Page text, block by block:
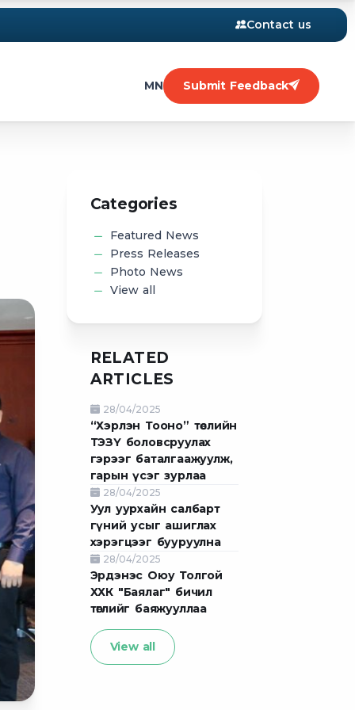
Contact us
MN Submit Feedback
Categories
Featured News
Press Releases
Photo News
View all
RELATED
ARTICLES
28/04/2025
“Хэрлэн Тооно” төслийн
ТЭЗҮ боловсруулах
гэрээг баталгаажуулж,
гарын үсэг зурлаа
28/04/2025
Уул уурхайн салбарт
гүний усыг ашиглах
хэрэгцээг бууруулна
28/04/2025
Эрдэнэс Оюу Толгой
ХХК "Баялаг" бичил
төглийг баяжууллаа
View all